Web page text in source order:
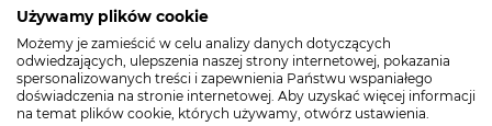
Używamy plików cookie
Możemy je zamieścić w celu analizy danych dotyczących
odwiedzających, ulepszenia naszej strony internetowej, pokazania
spersonalizowanych treści i zapewnienia Państwu wspaniałego
doświadczenia na stronie internetowej. Aby uzyskać więcej informacji
na temat plików cookie, których używamy, otwórz ustawienia.
jeśli pacjent ma zapalne lub prowadzące
do niedrożności choroby jelit
jeśli pacjent ma choroby dróg żółciowych
(np. kamicę żółciową), ponieważ kodeina